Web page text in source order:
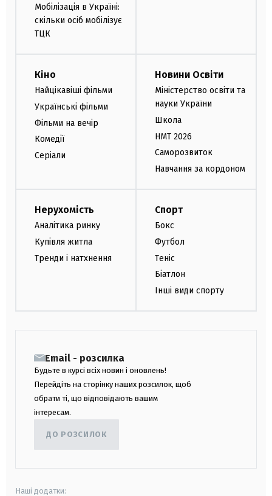
Мобілізація в Україні:
скільки осіб мобілізує
ТЦК
Кіно
Найцікавіші фільми
Українські фільми
Фільми на вечір
Комедії
Серіали
Новини Освіти
Міністерство освіти та
науки України
Школа
НМТ 2026
Саморозвиток
Навчання за кордоном
Нерухомість
Аналітика ринку
Купівля житла
Тренди і натхнення
Спорт
Бокс
Футбол
Теніс
Біатлон
Інші види спорту
Email - розсилка
Будьте в курсі всіх новин і оновлень!
Перейдіть на сторінку наших розсилок, щоб
обрати ті, що відповідають вашим
інтересам.
ДО РОЗСИЛОК
Наші додатки: